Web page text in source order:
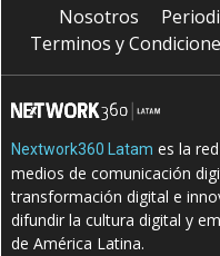
Nosotros
Terminos y
Nextwork360 Latam es la
medios de comunicación
transformación digital e
difundir la cultura digital y
de América Latina.